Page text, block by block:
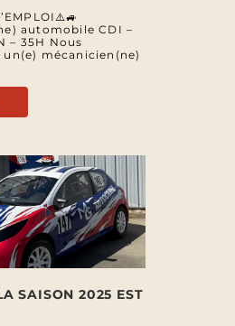
automobile CDI –
– 35H Nous
mécanicien(ne)
SAISON 2025 EST